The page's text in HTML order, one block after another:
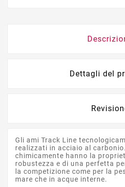
Dettagli del
Gli ami Track Line
realizzati in acciaio al
chimicamente hanno la
robustezza e di una perfetta
la competizione come per la
mare che in acque interne.